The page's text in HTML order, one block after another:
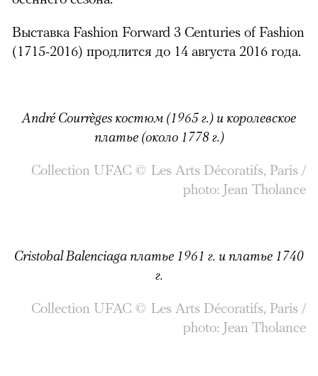
Выставка Fashion Forward 3 Centuries of Fashion
(1715-2016) продлится до 14 августа 2016 года.
André Courrèges костюм (1965 г.) и королевское
платье (около 1778 г.)
Collection UFAC © Les Arts Décoratifs, Paris /
photo: Jean Tholance
Cristobal Balenciaga платье 1961 г. и платье 1740
г.
Collection UFAC © Les Arts Décoratifs, Paris /
photo: Jean Tholance